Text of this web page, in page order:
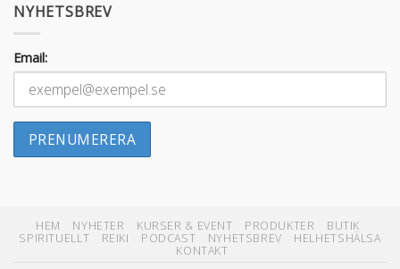
NYHETSBREV
Email:
HEM NYHETER KURSER & EVENT PRODUKTER
BUTIK
SPIRITUELLT
REIKI PODCAST NYHETSBREV
HELHETSHÄLSA
KONTAKT